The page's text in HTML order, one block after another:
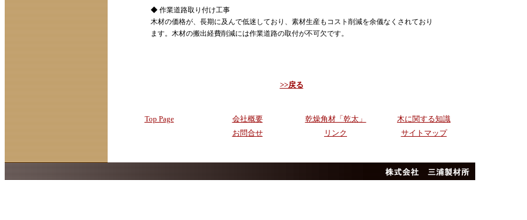
◆ 作業道路取り付け工事
木材の価格が、長期に及んで低迷しており、素材生産もコスト削減を余儀なくされており
ます。木材の搬出経費削減には作業道路の取付が不可欠です。
>>戻る
Top Page 会社概要 乾燥角材「乾太」
木に関する知識
お問合せ
リンク サイトマップ